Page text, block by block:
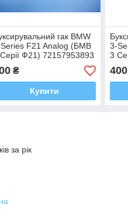
гак BMW
F21 Analog (БМВ
Ф21) 72157953893
₴
Купити
3-
3
400
за рік